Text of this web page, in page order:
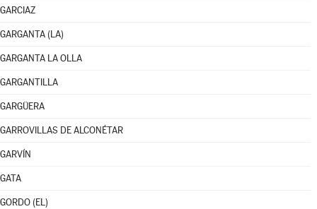
GARCIAZ
GARGANTA (LA)
GARGANTA LA OLLA
GARGANTILLA
GARGÜERA
GARROVILLAS DE ALCONÉTAR
GARVÍN
GATA
GORDO (EL)